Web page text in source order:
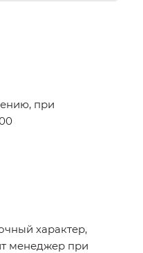
при
характер,
менеджер при